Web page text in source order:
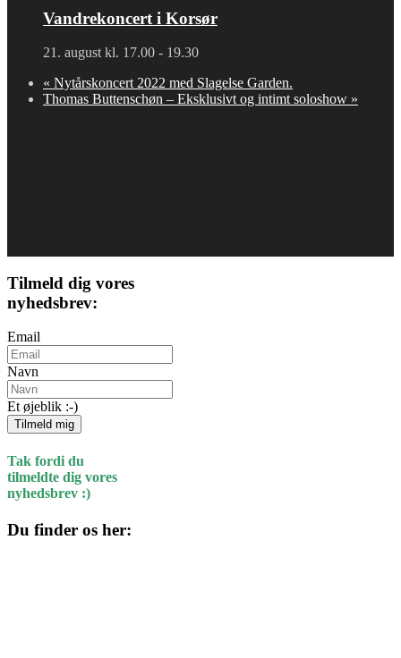
Vandrekoncert i Korsør
21. august kl. 17.00 - 19.30
« Nytårskoncert 2022 med Slagelse Garden.
Thomas Buttenschøn – Eksklusivt og intimt soloshow »
Tilmeld dig vores
nyhedsbrev:
Email
Navn
Et øjeblik :-)
Tilmeld mig
Tak fordi du
tilmeldte dig vores
nyhedsbrev :)
Du finder os her: